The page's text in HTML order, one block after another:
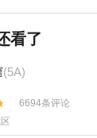
看了
(5A)
6694条评论